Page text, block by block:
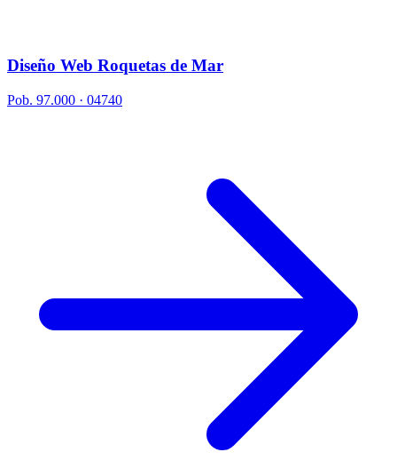
Diseño Web Roquetas de Mar
Pob. 97.000 · 04740